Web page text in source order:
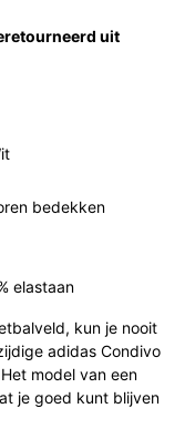
uit
bedekken
elastaan
kun je nooit
adidas Condivo
model van een
je goed kunt blijven